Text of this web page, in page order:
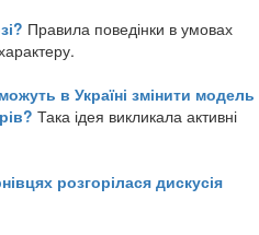
Правила поведінки в умовах
в Україні змінити модель
Така ідея викликала активні
розгорілася дискусія